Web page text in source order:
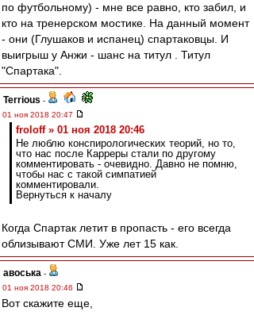
по футбольному) - мне все равно, кто забил, и
кто на тренерском мостике. На данный момент
- они (Глушаков и испанец) спартаковцы. И
выигрыш у Анжи - шанс на титул . Титул
"Спартака".
Terrious -
01 ноя 2018 20:47
froloff » 01 ноя 2018 20:46
Не люблю конспирологических теорий, но то,
что нас после Карреры стали по другому
комментировать - очевидно. Давно не помню,
чтобы нас с такой симпатией
комментировали.
Вернуться к началу
Когда Спартак летит в пропасть - его всегда
облизывают СМИ. Уже лет 15 как.
авоська -
01 ноя 2018 20:46
Вот скажите еще,